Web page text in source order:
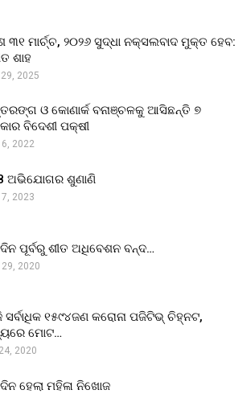
୩୧ ମାର୍ଚ୍ଚ, ୨୦୨୬ ସୁଦ୍ଧା ନକ୍ସଲବାଦ ମୁକ୍ତ ହେବ:
ଶାହ
2025
ଓ କୋଣାର୍କ ବନାଞ୍ଚଳକୁ ଆସିଛନ୍ତି ୭
ବିଦେଶୀ ପକ୍ଷୀ
2022
ଅଭିଯୋଗର ଶୁଣାଣି
7, 2023
ପୂର୍ବରୁ ଶୀତ ଅଧିବେଶନ ବନ୍ଦ…
29, 2020
୧୫୯୪ଜଣ କରୋନା ପଜିଟିଭ୍ ଚିହ୍ନଟ,
ମୋଟ…
2020
ହେଲା ମହିଳା ନିଖୋଜ